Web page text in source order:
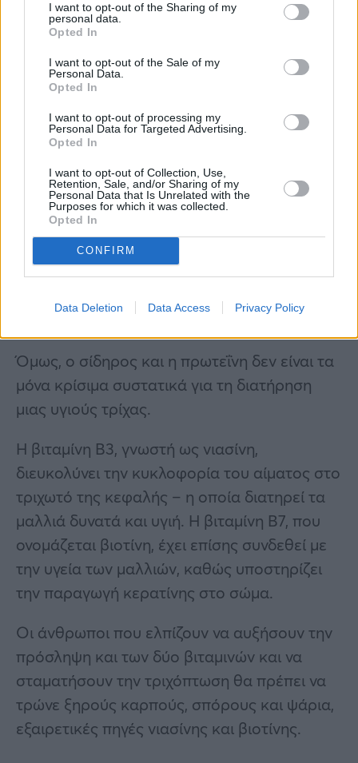
I want to opt-out of the Sharing of my
personal data.
Opted In
I want to opt-out of the Sale of my
Personal Data.
Opted In
I want to opt-out of processing my
Personal Data for Targeted Advertising.
Opted In
I want to opt-out of Collection, Use,
Retention, Sale, and/or Sharing of my
Personal Data that Is Unrelated with the
Purposes for which it was collected.
Opted In
CONFIRM
Data Deletion Data Access Privacy Policy
Η πυριδοξίνη βρίσκεται στα ψάρια, τα
πουλερικά και τα ρεβίθια. Ο ψευδάργυρος
είναι κοινός στα κρέατα, τους ξηρούς
καρπούς, τους σπόρους και πολλά λαχανικά.
Τριχόπτωση
Τα ξηρά μαλλιά μπορεί συχνά να οδηγήσουν
σε προσωρινή τριχόπτωση.
Όμως, ο σίδηρος και η πρωτεΐνη δεν είναι τα
μόνα κρίσιμα συστατικά για τη διατήρηση
μιας υγιούς τρίχας.
Η βιταμίνη Β3, γνωστή ως νιασίνη,
διευκολύνει την κυκλοφορία του αίματος στο
τριχωτό της κεφαλής – η οποία διατηρεί τα
μαλλιά δυνατά και υγιή. Η βιταμίνη Β7, που
ονομάζεται βιοτίνη, έχει επίσης συνδεθεί με
την υγεία των μαλλιών, καθώς υποστηρίζει
την παραγωγή κερατίνης στο σώμα.
Οι άνθρωποι που ελπίζουν να αυξήσουν την
πρόσληψη και των δύο βιταμινών και να
σταματήσουν την τριχόπτωση θα πρέπει να
τρώνε ξηρούς καρπούς, σπόρους και ψάρια,
εξαιρετικές πηγές νιασίνης και βιοτίνης.